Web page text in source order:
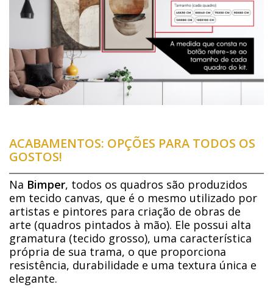
ACABAMENTOS: OPÇÕES PARA TODOS OS
GOSTOS!
Na Bimper, todos os quadros são produzidos
em tecido canvas, que é o mesmo utilizado por
artistas e pintores para criação de obras de
arte (quadros pintados à mão). Ele possui alta
gramatura (tecido grosso), uma característica
própria de sua trama, o que proporciona
resistência, durabilidade e uma textura única e
elegante.